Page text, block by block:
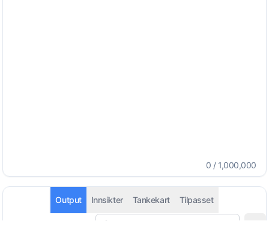
0 / 1,000,000
Output Innsikter Tankekart Tilpasset